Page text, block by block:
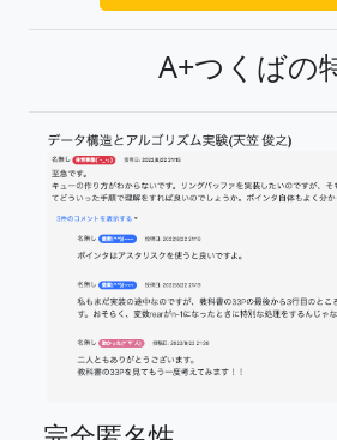
A+つくばの